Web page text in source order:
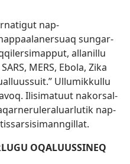
nap­
sungar­
al­lanil­lu
MERS, Ebola, Zika
Ullumik­kullu
Ilisimatuut nakorsal­
nap­
OQALUUSSINEQ